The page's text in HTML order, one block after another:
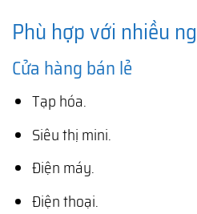
Phù hợp với nhiều
Cửa hàng bán lẻ
Tạp hóa.
Siêu thị mini.
Điện máy.
Điện thoại.